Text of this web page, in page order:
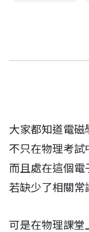
大家都知道電磁
不只在物理考試
而且處在這個電
若缺少了相關常
可是在物理課堂